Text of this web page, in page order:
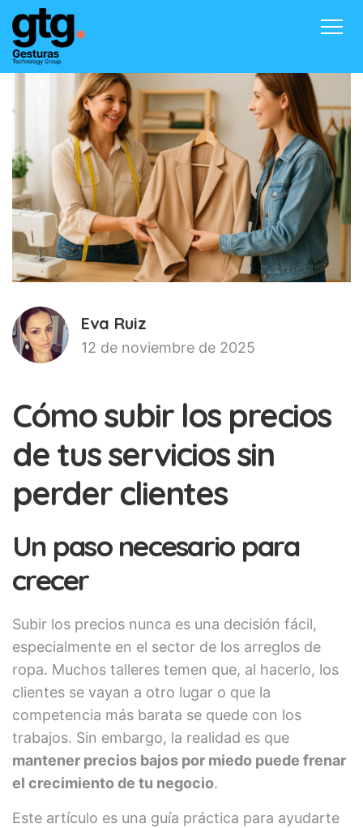
Contacto
Blog
Acceder
Eva Ruiz
12 de noviembre de 2025
Cómo subir los precios
de tus servicios sin
perder clientes
Un paso necesario para
crecer
Subir los precios nunca es una decisión fácil,
especialmente en el sector de los arreglos de
ropa. Muchos talleres temen que, al hacerlo, los
clientes se vayan a otro lugar o que la
competencia más barata se quede con los
trabajos. Sin embargo, la realidad es que
mantener precios bajos por miedo puede frenar
el crecimiento de tu negocio.
Este artículo es una guía práctica para ayudarte